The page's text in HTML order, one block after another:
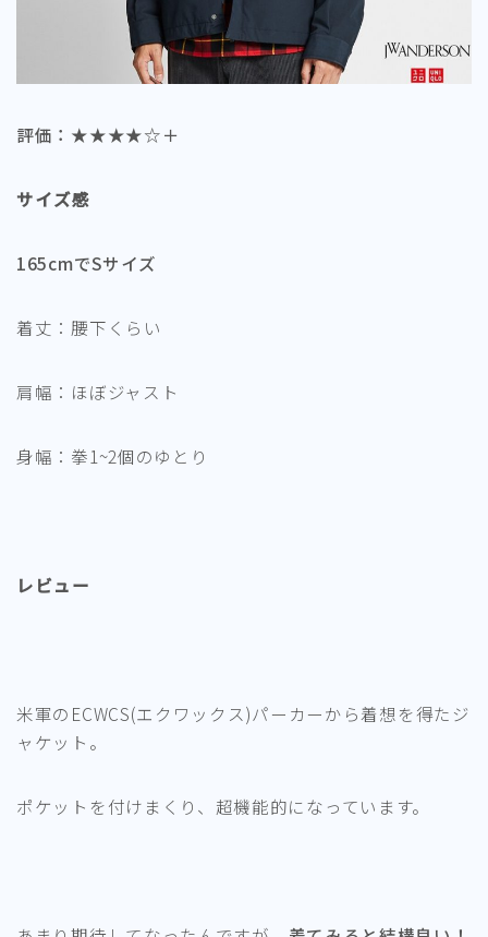
評価：★★★★☆＋
サイズ感
165cmでSサイズ
着丈：腰下くらい
肩幅：ほぼジャスト
身幅：拳1~2個のゆとり
レビュー
米軍のECWCS(エクワックス)パーカーから着想を得たジ
ャケット。
ポケットを付けまくり、超機能的になっています。